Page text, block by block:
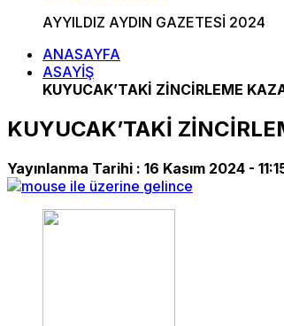
AYYILDIZ AYDIN GAZETESİ 2024
ANASAYFA
ASAYİŞ
KUYUCAK’TAKİ ZİNCİRLEME
KUYUCAK’TAKİ
Yayınlanma Tarihi : 16 Kasım 2024 -